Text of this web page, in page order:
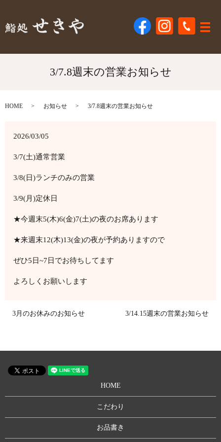
メ
3/7.8週末の営業お知らせ
HOME お知らせ 3/7.8週末の営業お知らせ
2026/03/05
3/7(土)通常営業
3/8(日)ランチのみの営業
3/9(月)定休日
★今週末5(木)6(金)7(土)の夜のお席あります
★来週末12(木)13(金)の夜が予約ありますので
ぜひ5日~7日でお待ちしてます
よろしくお願いします
3月のお休みのお知らせ 3/14.15週末の営業お知らせ
HOME
こだわり
お品書き